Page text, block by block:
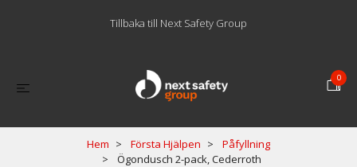
Tillbaka till Next Safety Group
0
Hem Första Hjälpen
Påfyllning
Ögondusch 2-pack, Cederroth